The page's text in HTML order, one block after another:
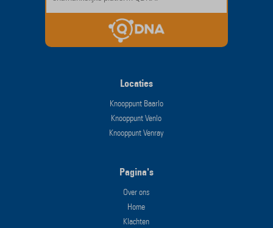
Locaties
Knooppunt Baarlo
Knooppunt Venlo
Knooppunt Venray
Pagina's
Over ons
Home
Klachten